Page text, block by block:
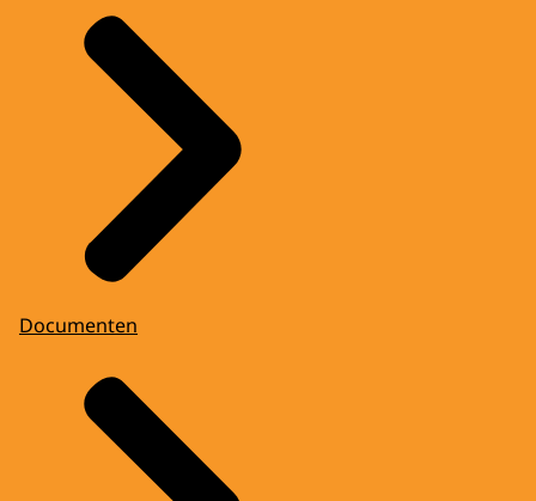
Documenten